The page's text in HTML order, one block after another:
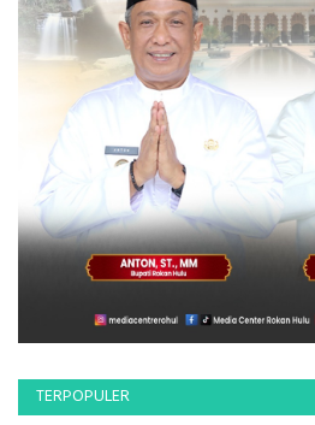
TERPOPULER